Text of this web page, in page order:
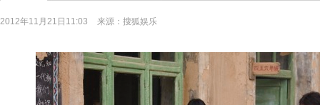
2012年11月21日11:03 来源： 搜狐娱乐